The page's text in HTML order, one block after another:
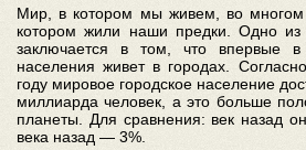
Мир, в котором мы живем, во многом
котором жили наши предки. Одно из
заключается в том, что впервые в
населения живет в городах.
году мировое городское население
миллиарда человек, а это больше
планеты. Для сравнения: век назад
века назад — 3%.